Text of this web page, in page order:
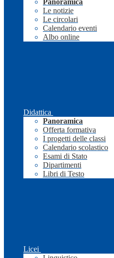
Panoramica
Le notizie
Le circolari
Calendario eventi
Albo online
Didattica
Panoramica
Offerta formativa
I progetti delle classi
Calendario scolastico
Esami di Stato
Dipartimenti
Libri di Testo
Licei